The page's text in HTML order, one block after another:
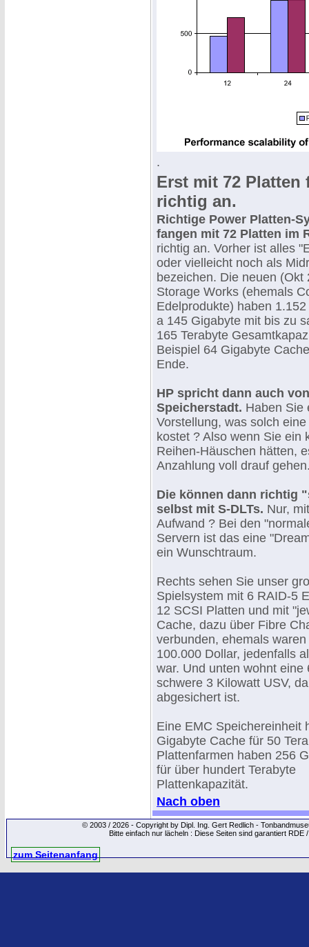
.
Erst mit 72 Platten
richtig an.
Richtige Power Platten-
fangen mit 72 Platten im
richtig an. Vorher ist alles
oder vielleicht noch als
bezeichen. Die neuen (Okt
Storage Works (ehemals
Edelprodukte) haben
a 145 Gigabyte mit bis zu
165 Terabyte
Beispiel 64 Gigabyte
Ende.
HP spricht dann auch
Speicherstadt. Haben Sie
Vorstellung, was solch
kostet ? Also wenn Sie ein
Reihen-Häuschen hätten,
Anzahlung voll drauf
Die können dann richtig
selbst mit S-DLTs. Nur,
Aufwand ? Bei den
Servern ist das eine
ein Wunschtraum.
Rechts sehen Sie unser
Spielsystem mit 6 RAID-5
12 SCSI Platten und mit
Cache, dazu über Fibre
verbunden, ehemals
100.000 Dollar, jedenfalls
war. Und unten wohnt eine
schwere 3 Kilowatt USV,
abgesichert ist.
Eine EMC Speichereinheit
Gigabyte Cache für 50
Plattenfarmen haben 256
für über hundert Terabyte
Plattenkapazität.
Nach oben
© 2003 / 2026 - Copyright by Dipl. Ing. Gert Redlich -
Bitte einfach nur lächeln : Diese Seiten sind garantiert
zum Seitenanfang